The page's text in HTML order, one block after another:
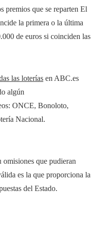
premios que se reparten El
la primera o la última
de euros si coinciden las
las loterías en ABC.es
algún
ONCE, Bonoloto,
Nacional.
omisiones que pudieran
es la que proporciona la
del Estado.